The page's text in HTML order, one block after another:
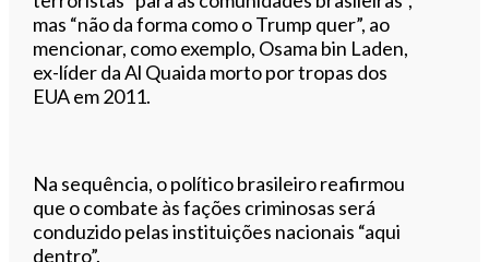
mas “não da forma como o Trump quer”, ao
mencionar, como exemplo, Osama bin Laden,
ex-líder da Al Quaida morto por tropas dos
EUA em 2011.
Na sequência, o político brasileiro reafirmou
que o combate às fações criminosas será
conduzido pelas instituições nacionais “aqui
dentro”.